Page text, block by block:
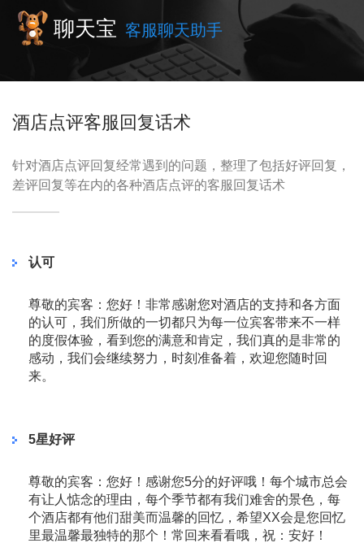
聊天宝 客服聊天助手
酒店点评客服回复话术
针对酒店点评回复经常遇到的问题，整理了包括好评回复，
差评回复等在内的各种酒店点评的客服回复话术
认可
尊敬的宾客：您好！非常感谢您对酒店的支持和各方面
的认可，我们所做的一切都只为每一位宾客带来不一样
的度假体验，看到您的满意和肯定，我们真的是非常的
感动，我们会继续努力，时刻准备着，欢迎您随时回
来。
5星好评
尊敬的宾客：您好！感谢您5分的好评哦！每个城市总会
有让人惦念的理由，每个季节都有我们难舍的景色，每
个酒店都有他们甜美而温馨的回忆，希望XX会是您回忆
里最温馨最独特的那个！常回来看看哦，祝：安好！